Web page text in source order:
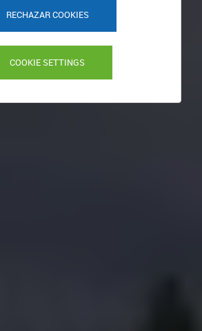
RECHAZAR COOKIES
COOKIE SETTINGS